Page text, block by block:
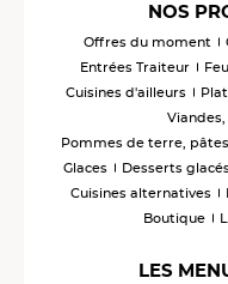
NOS
Offres du moment
Entrées Traiteur
Cuisines d'ailleurs
Pommes de terre,
Glaces
Desserts
Cuisines alternatives
Boutique
LES